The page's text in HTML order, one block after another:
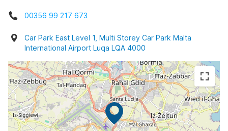
00356 99 217 673
Car Park East Level 1, Multi Storey Car Park Malta
International Airport Luqa LQA 4000